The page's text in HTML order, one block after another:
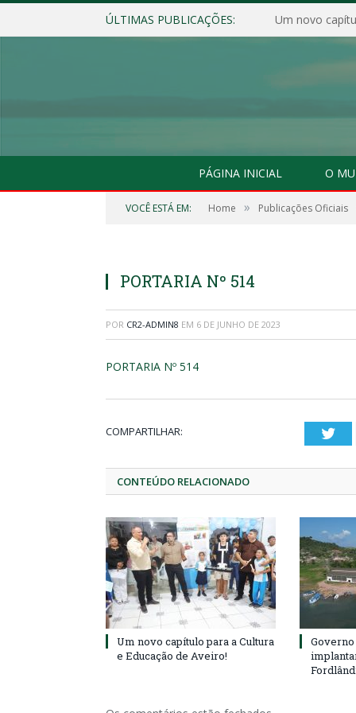
ÚLTIMAS PUBLICAÇÕES: Um novo
PÁGINA INICIAL O
VOCÊ ESTÁ EM: Home » Publicações Oficiais
PORTARIA Nº 514
POR CR2-ADMIN8 EM 6 DE JUNHO DE 2023
PORTARIA Nº 514
COMPARTILHAR:
CONTEÚDO RELACIONADO
Um novo capítulo para a Cultura
e Educação de Aveiro!